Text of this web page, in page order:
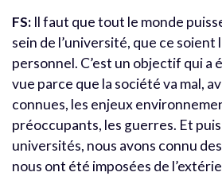
FS: Il faut que tout le monde
sein de l’université, que ce soient
personnel. C’est un objectif qui a
vue parce que la société va mal,
connues, les enjeux
préoccupants, les guerres. Et
universités, nous avons connu
nous ont été imposées de